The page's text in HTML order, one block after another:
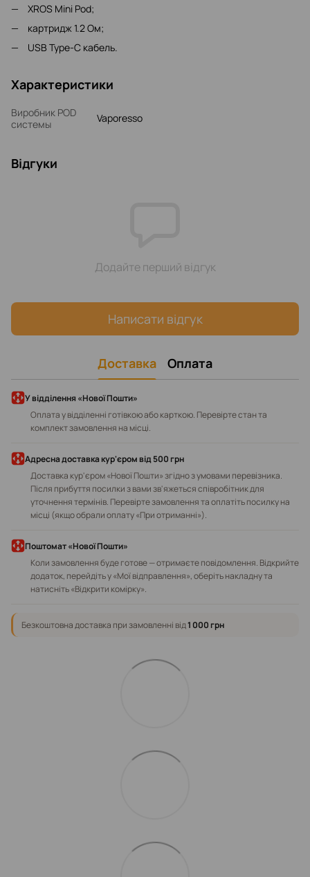
XROS Mini Pod;
картридж 1.2 Ом;
USB Type-C кабель.
Характеристики
Виробник POD
системы
Vaporesso
Відгуки
Додайте перший відгук
Написати відгук
Доставка Оплата
У відділення «Нової Пошти»
Оплата у відділенні готівкою або карткою. Перевірте стан та
комплект замовлення на місці.
Адресна доставка кур'єром від 500 грн
Доставка кур'єром «Нової Пошти» згідно з умовами перевізника.
Після прибуття посилки з вами зв'яжеться співробітник для
уточнення термінів. Перевірте замовлення та оплатіть посилку на
місці (якщо обрали оплату «При отриманні»).
Поштомат «Нової Пошти»
Коли замовлення буде готове — отримаєте повідомлення. Відкрийте
додаток, перейдіть у «Мої відправлення», оберіть накладну та
натисніть «Відкрити комірку».
Безкоштовна доставка при замовленні від1 000 грн